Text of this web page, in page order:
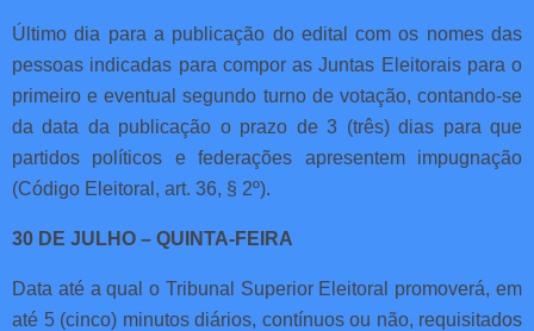
Último dia para a publicação do edital com os nomes das
pessoas indicadas para compor as Juntas Eleitorais para o
primeiro e eventual segundo turno de votação, contando-se
da data da publicação o prazo de 3 (três) dias para que
partidos políticos e federações apresentem impugnação
(Código Eleitoral, art. 36, § 2º).
30 DE JULHO – QUINTA-FEIRA
Data até a qual o Tribunal Superior Eleitoral promoverá, em
até 5 (cinco) minutos diários, contínuos ou não, requisitados